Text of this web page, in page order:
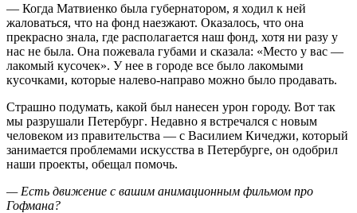
— Когда Матвиенко была губернатором, я ходил к ней
жаловаться, что на фонд наезжают. Оказалось, что она
прекрасно знала, где располагается наш фонд, хотя ни разу у
нас не была. Она пожевала губами и сказала: «Место у вас —
лакомый кусочек». У нее в городе все было лакомыми
кусочками, которые налево-направо можно было продавать.
Страшно подумать, какой был нанесен урон городу. Вот так
мы разрушали Петербург. Недавно я встречался с новым
человеком из правительства — с Василием Кичеджи, который
занимается проблемами искусства в Петербурге, он одобрил
наши проекты, обещал помочь.
— Есть движение с вашим анимационным фильмом про
Гофмана?